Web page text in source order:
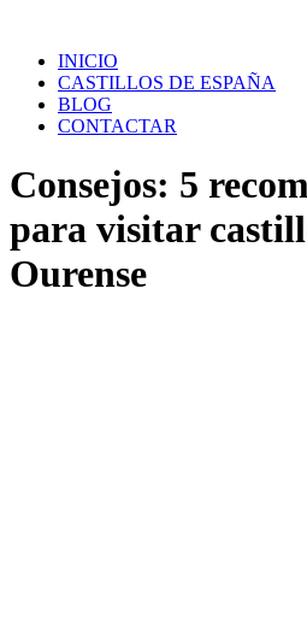
contenidoINICIO
CASTILLOS DE ESPAÑA
BLOG
CONTACTAR
Consejos: 5
para visitar
Ourense